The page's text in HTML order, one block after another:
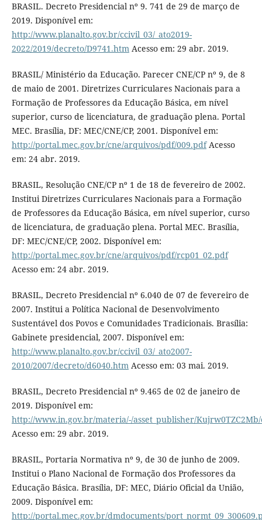
BRASIL. Decreto Presidencial nº 9. 741 de 29 de março de
2019. Disponível em:
http://www.planalto.gov.br/ccivil_03/_ato2019-
2022/2019/decreto/D9741.htmAcesso em: 29 abr. 2019.
BRASIL/ Ministério da Educação. Parecer CNE/CP nº 9, de 8
de maio de 2001. Diretrizes Curriculares Nacionais para a
Formação de Professores da Educação Básica, em nível
superior, curso de licenciatura, de graduação plena. Portal
MEC. Brasília, DF: MEC/CNE/CP, 2001. Disponível em:
http://portal.mec.gov.br/cne/arquivos/pdf/009.pdfAcesso
em: 24 abr. 2019.
BRASIL, Resolução CNE/CP nº 1 de 18 de fevereiro de 2002.
Institui Diretrizes Curriculares Nacionais para a Formação
de Professores da Educação Básica, em nível superior, curso
de licenciatura, de graduação plena. Portal MEC. Brasília,
DF: MEC/CNE/CP, 2002. Disponível em:
http://portal.mec.gov.br/cne/arquivos/pdf/rcp01_02.pdf
Acesso em: 24 abr. 2019.
BRASIL, Decreto Presidencial nº 6.040 de 07 de fevereiro de
2007. Institui a Política Nacional de Desenvolvimento
Sustentável dos Povos e Comunidades Tradicionais. Brasília:
Gabinete presidencial, 2007. Disponível em:
http://www.planalto.gov.br/ccivil_03/_ato2007-
2010/2007/decreto/d6040.htmAcesso em: 03 mai. 2019.
BRASIL, Decreto Presidencial nº 9.465 de 02 de janeiro de
2019. Disponível em:
http://www.in.gov.br/materia/-/asset_publisher/
Acesso em: 29 abr. 2019.
BRASIL, Portaria Normativa nº 9, de 30 de junho de 2009.
Institui o Plano Nacional de Formação dos Professores da
Educação Básica. Brasília, DF: MEC, Diário Oficial da União,
2009. Disponível em:
http://portal.mec.gov.br/dmdocuments/